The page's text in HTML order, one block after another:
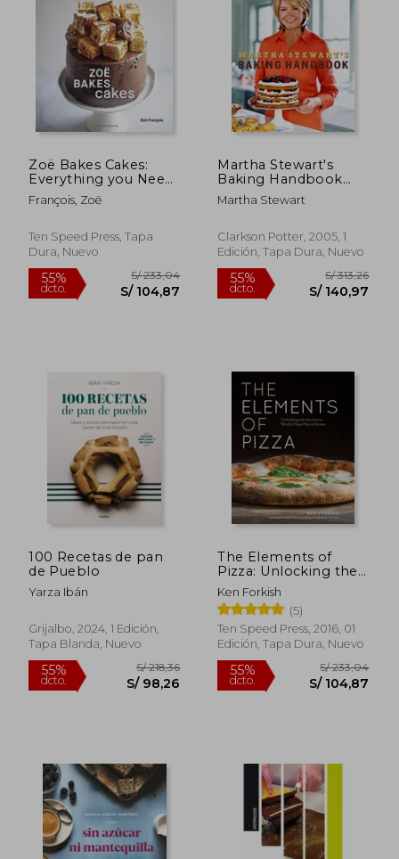
55%
dcto.
S/ 251,10
S/ 112,99
55%
dcto. S/
Zoë Bakes Cakes:
Everything you Need
to Know to Make
Your Favorite Layers,
More [a Baking Book]
(en Inglés)
François, Zoë
Ten Speed Press, Tapa
Dura, Nuevo
Martha Stewart's
Baking Handbook
(en Inglés)
Martha Stewart
Clarkson Potter, 2005, 1
Edición, Tapa Dura, Nuevo
100 Recetas de pan
de Pueblo
Yarza Ibán
Grijalbo, 2024, 1 Edición,
Tapa Blanda, Nuevo
The Elements of
Pizza: Unlocking the
Secrets to World-
Class Pies at Home [a
Cookbook] (en
Inglés)
Ken Forkish
(5)
Ten Speed Press, 2016, 01
Edición, Tapa Dura, Nuevo